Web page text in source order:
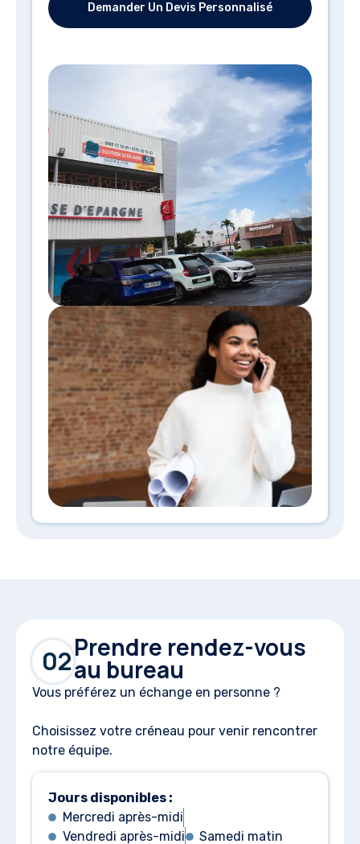
Demander Un Devis Personnalisé
02Prendre rendez-vous
au bureau
Vous préférez un échange en personne ?
Choisissez votre créneau pour venir rencontrer
notre équipe.
Jours disponibles :
Mercredi après-midi
Vendredi après-midi
Samedi matin